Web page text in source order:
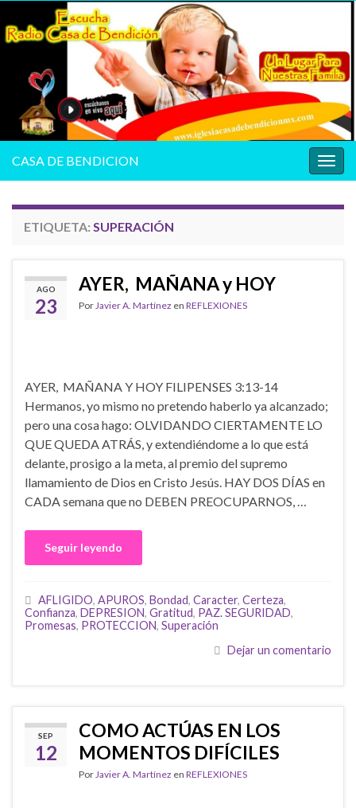
la
CASA DE BENDICION
ETIQUETA: SUPERACIÓN
AGO
23
AYER, MAÑANA y HOY
Por Javier A. Martínez en REFLEXIONES
AYER, MAÑANA Y HOY FILIPENSES 3:13-14
Hermanos, yo mismo no pretendo haberlo ya alcanzado;
pero una cosa hago: OLVIDANDO CIERTAMENTE LO
QUE QUEDA ATRÁS, y extendiéndome a lo que está
delante, prosigo a la meta, al premio del supremo
llamamiento de Dios en Cristo Jesús. HAY DOS DÍAS en
CADA semana que no DEBEN PREOCUPARNOS, …
Seguir leyendo
AFLIGIDO, APUROS, Bondad, Caracter, Certeza,
Confianza, DEPRESION, Gratitud, PAZ. SEGURIDAD,
Promesas, PROTECCION, Superación
Dejar un comentario
SEP
12
COMO ACTÚAS EN LOS
MOMENTOS DIFÍCILES
PorJavier A. Martínez en REFLEXIONES